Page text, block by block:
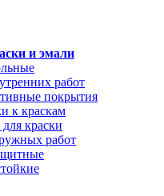
и эмали
работ
покрытия
к краскам
краски
работ